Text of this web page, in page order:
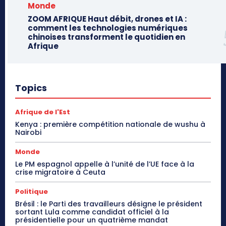
Monde
ZOOM AFRIQUE Haut débit, drones et IA :
comment les technologies numériques
chinoises transforment le quotidien en
Afrique
Topics
Afrique de l'Est
Kenya : première compétition nationale de wushu à
Nairobi
Monde
Le PM espagnol appelle à l’unité de l’UE face à la
crise migratoire à Ceuta
Politique
Brésil : le Parti des travailleurs désigne le président
sortant Lula comme candidat officiel à la
présidentielle pour un quatrième mandat